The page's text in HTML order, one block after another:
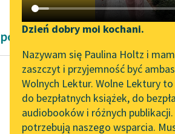
Katalog DAISY
Podkasty o książkach
Aktualności
„Prokurator Alicja Horn”
do słuchania
Byliśmy częścią AI Impact
Mapa
Dzień dobry moi kochani.
Nazywam się Paulina Holtz i
zaszczyt i przyjemność być
Wolnych Lektur. Wolne Lektury
do bezpłatnych książek, do
audiobooków i różnych publikacji.
potrzebują naszego wsparcia.
powieści historyczne
Henryk